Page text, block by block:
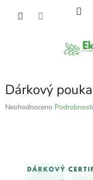
Dárkový
Průměrné
hvězdiček.
Neohodnoceno